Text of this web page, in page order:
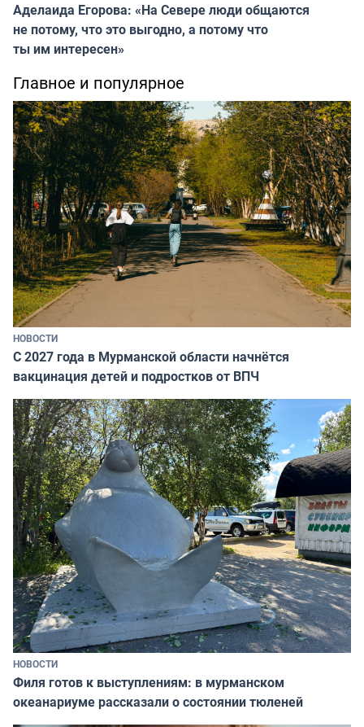
Аделаида Егорова: «На Севере люди общаются
не потому, что это выгодно, а потому что
ты им интересен»
Главное и популярное
НОВОСТИ
С 2027 года в Мурманской области начнётся
вакцинация детей и подростков от ВПЧ
НОВОСТИ
Филя готов к выступлениям: в мурманском
океанариуме рассказали о состоянии тюленей